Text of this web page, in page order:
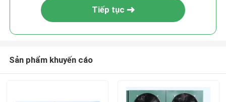
Tiếp tục
Sản phẩm khuyến cáo